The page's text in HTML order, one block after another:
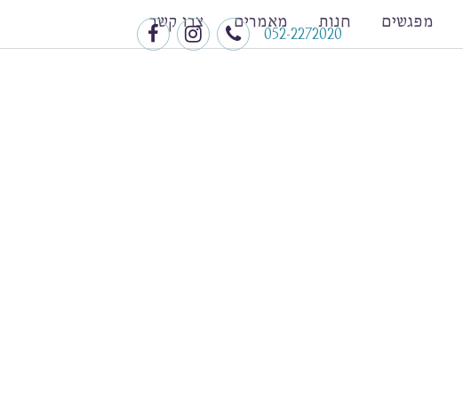
052-2272020
מפגשים חנות מאמרים צרו קשר